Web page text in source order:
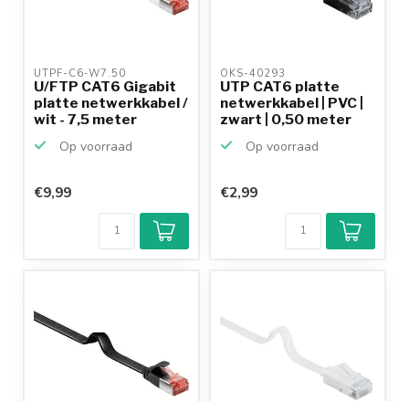
UTPF-C6-W7.50
U/FTP CAT6 Gigabit
platte netwerkkabel /
wit - 7,5 meter
Op voorraad
€9,99
OKS-40293
UTP CAT6 platte
netwerkkabel | PVC |
zwart | 0,50 meter
Op voorraad
€2,99